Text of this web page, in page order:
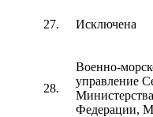
27. Исключена
28.
Военно-
управление
Федерации,